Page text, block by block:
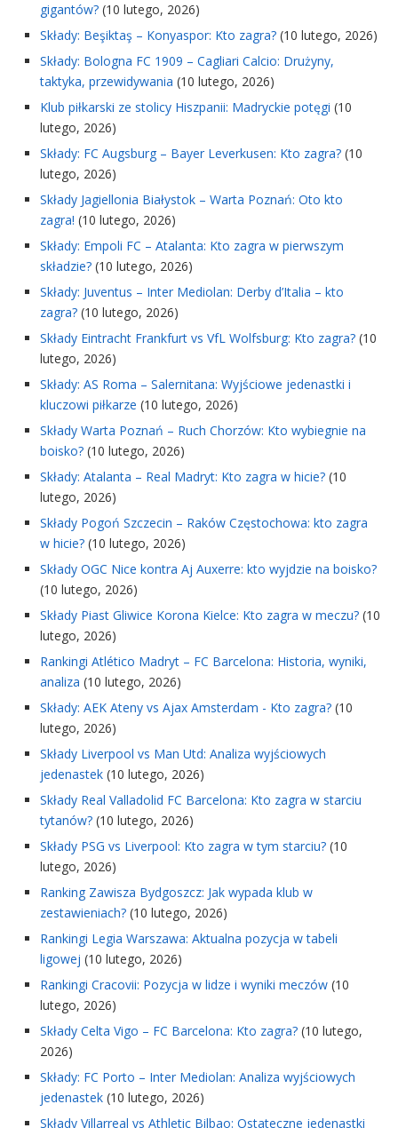
gigantów? (10 lutego, 2026)
Składy: Beşiktaş – Konyaspor: Kto zagra? (10 lutego, 2026)
Składy: Bologna FC 1909 – Cagliari Calcio: Drużyny,
taktyka, przewidywania (10 lutego, 2026)
Klub piłkarski ze stolicy Hiszpanii: Madryckie potęgi (10
lutego, 2026)
Składy: FC Augsburg – Bayer Leverkusen: Kto zagra? (10
lutego, 2026)
Składy Jagiellonia Białystok – Warta Poznań: Oto kto
zagra! (10 lutego, 2026)
Składy: Empoli FC – Atalanta: Kto zagra w pierwszym
składzie? (10 lutego, 2026)
Składy: Juventus – Inter Mediolan: Derby d’Italia – kto
zagra? (10 lutego, 2026)
Składy Eintracht Frankfurt vs VfL Wolfsburg: Kto zagra? (10
lutego, 2026)
Składy: AS Roma – Salernitana: Wyjściowe jedenastki i
kluczowi piłkarze (10 lutego, 2026)
Składy Warta Poznań – Ruch Chorzów: Kto wybiegnie na
boisko? (10 lutego, 2026)
Składy: Atalanta – Real Madryt: Kto zagra w hicie? (10
lutego, 2026)
Składy Pogoń Szczecin – Raków Częstochowa: kto zagra
w hicie? (10 lutego, 2026)
Składy OGC Nice kontra Aj Auxerre: kto wyjdzie na boisko?
(10 lutego, 2026)
Składy Piast Gliwice Korona Kielce: Kto zagra w meczu? (10
lutego, 2026)
Rankingi Atlético Madryt – FC Barcelona: Historia, wyniki,
analiza (10 lutego, 2026)
Składy: AEK Ateny vs Ajax Amsterdam - Kto zagra? (10
lutego, 2026)
Składy Liverpool vs Man Utd: Analiza wyjściowych
jedenastek (10 lutego, 2026)
Składy Real Valladolid FC Barcelona: Kto zagra w starciu
tytanów? (10 lutego, 2026)
Składy PSG vs Liverpool: Kto zagra w tym starciu? (10
lutego, 2026)
Ranking Zawisza Bydgoszcz: Jak wypada klub w
zestawieniach? (10 lutego, 2026)
Rankingi Legia Warszawa: Aktualna pozycja w tabeli
ligowej (10 lutego, 2026)
Rankingi Cracovii: Pozycja w lidze i wyniki meczów (10
lutego, 2026)
Składy Celta Vigo – FC Barcelona: Kto zagra? (10 lutego,
2026)
Składy: FC Porto – Inter Mediolan: Analiza wyjściowych
jedenastek (10 lutego, 2026)
Składy Villarreal vs Athletic Bilbao: Ostateczne jedenastki